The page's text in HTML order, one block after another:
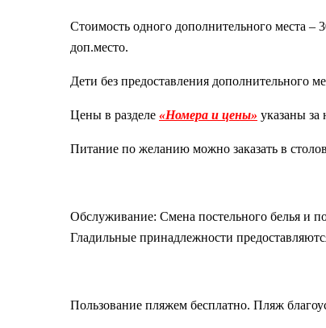
Стоимость одного дополнительного места –
доп.место.
Дети без предоставления дополнительного
Цены в разделе «Номера и цены» указаны за
Питание по желанию можно заказать в
Обслуживание: Смена постельного белья и
Гладильные принадлежности
Пользование пляжем бесплатно. Пляж